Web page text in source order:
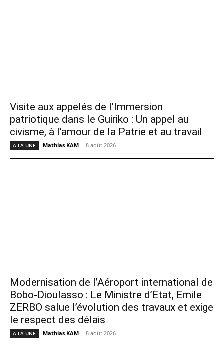
Visite aux appelés de l’Immersion
patriotique dans le Guiriko : Un appel au
civisme, à l’amour de la Patrie et au travail
A LA UNE Mathias KAM - 8 août 2026
Modernisation de l’Aéroport international de
Bobo-Dioulasso : Le Ministre d’Etat, Emile
ZERBO salue l’évolution des travaux et exige
le respect des délais
A LA UNE Mathias KAM - 8 août 2026